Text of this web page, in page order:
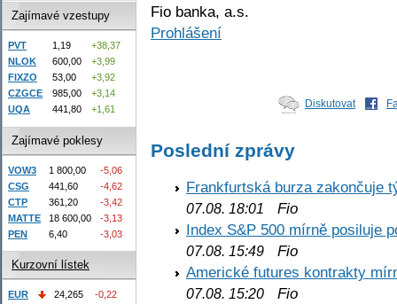
Fio banka, a.s.
Prohlášení
Diskutovat
Poslední zprávy
Frankfurtská burza zakončuje
07.08. 18:01
Fio
Index S&P 500 mírně posiluje
07.08. 15:49 Fio
Americké futures kontrakty
07.08. 15:20 Fio
Zajímavé vzestupy
PVT 1,19
+38,37
NLOK
600,00
+3,99
FIXZO
53,00
+3,92
CZGCE
985,00
+3,14
UQA
441,80 +1,61
Zajímavé poklesy
VOW3 1 800,00
-5,06
CSG
441,60
-4,62
CTP
361,20
-3,42
MATTE
18 600,00
-3,13
PEN
6,40 -3,03
Kurzovní lístek
EUR 24,265
-0,22